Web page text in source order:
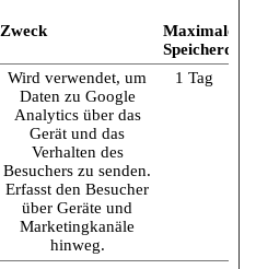
Zweck
Maximale
Wird verwendet, um
Daten zu Google
Analytics über das
Gerät und das
Verhalten des
Besuchers zu senden.
Erfasst den Besucher
über Geräte und
Marketingkanäle
hinweg.
1 Tag